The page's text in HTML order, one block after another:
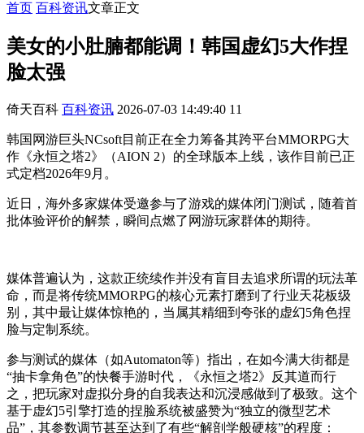
首页 百科资讯文章正文
美女的小肚腩都能调！韩国虚幻5大作捏
脸太强
倚天百科 百科资讯 2026-07-03 14:49:40 11
韩国网游巨头NCsoft目前正在全力筹备其跨平台MMORPG大
作《永恒之塔2》（AION 2）的全球版本上线，该作目前已正
式定档2026年9月。
近日，海外多家媒体受邀参与了游戏的媒体闭门测试，随着首
批体验评价的解禁，瞬间点燃了网游玩家群体的期待。
媒体普遍认为，这款正统续作并没有盲目去追求所谓的玩法革
命，而是将传统MMORPG的核心元素打磨到了行业天花板级
别，其中最让媒体惊艳的，当属其精细到夸张的虚幻5角色捏
脸与定制系统。
参与测试的媒体（如Automaton等）指出，在如今满大街都是
“抽卡拿角色”的快餐手游时代，《永恒之塔2》反其道而行
之，把玩家对虚拟分身的自我表达和沉浸感做到了极致。这个
基于虚幻5引擎打造的捏脸系统被盛赞为“独立的微型艺术
品”，其参数调节甚至达到了有些“解剖学般硬核”的程度：